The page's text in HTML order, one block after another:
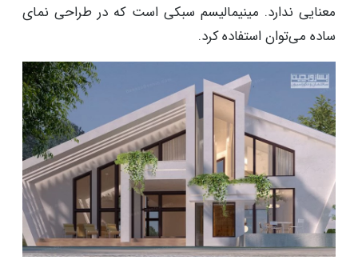
معنایی ندارد. مینیمالیسم سبکی است که در طراحی نمای
ساده می‌توان استفاده کرد.